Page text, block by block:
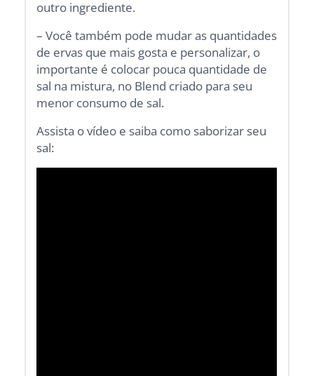
outro ingrediente.
– Você também pode mudar as quantidades
de ervas que mais gosta e personalizar, o
importante é colocar pouca quantidade de
sal na mistura, no Blend criado para seu
menor consumo de sal.
Assista o vídeo e saiba como saborizar seu
sal: